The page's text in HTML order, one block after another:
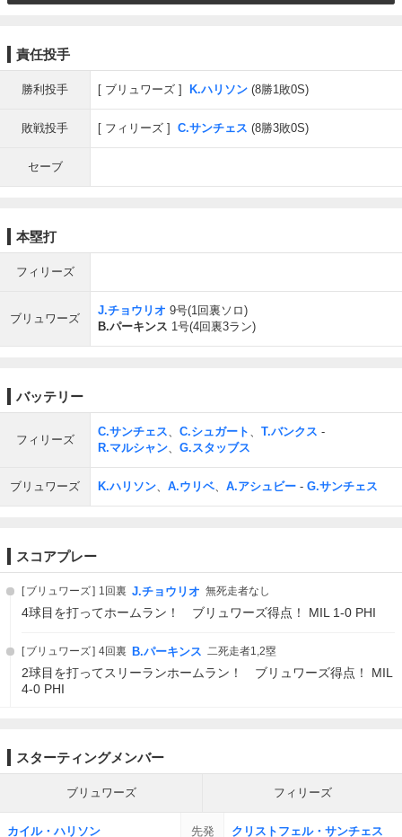
責任投手
勝利投手 ブリュワーズ K.ハリソン (8勝1敗0S)
敗戦投手 フィリーズ C.サンチェス (8勝3敗0S)
セーブ
本塁打
フィリーズ
ブリュワーズ
J.チョウリオ 9号(1回裏ソロ)
B.パーキンス 1号(4回裏3ラン)
バッテリー
フィリーズ
C.サンチェス、 C.シュガート 、 T.バンクス -
R.マルシャン、 G.スタッブス
ブリュワーズ K.ハリソン、 A.ウリベ、 A.アシュビー - G.サンチェス
スコアプレー
ブリュワーズ 1回裏 J.チョウリオ 無死走者なし
4球目を打ってホームラン！ ブリュワーズ得点！ MIL 1-0 PHI
ブリュワーズ 4回裏 B.パーキンス 二死走者1,2塁
2球目を打ってスリーランホームラン！ ブリュワーズ得点！ MIL
4-0 PHI
スターティングメンバー
ブリュワーズ フィリーズ
カイル・ハリソン 先発 クリストフェル・サンチェス